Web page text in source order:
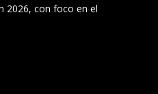
2026, con foco en el